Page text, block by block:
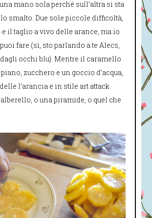
mano sola perché sull’altra si sta
smalto. Due sole piccole difficoltà,
il taglio a vivo delle arance, ma io
fare (sì, sto parlando a te Alecs,
occhi blu). Mentre il caramello
zucchero e un goccio d’acqua,
l’arancia e in stile art attack
o una piramide, o quel che